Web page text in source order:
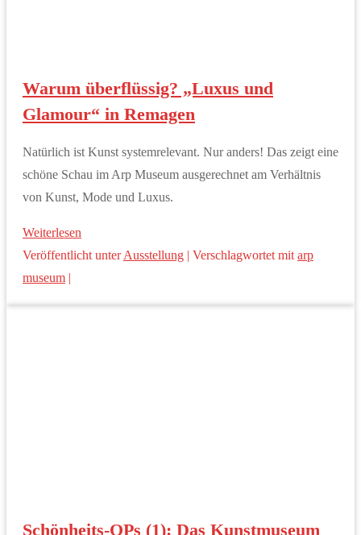
Warum überflüssig? „Luxus und
Glamour“ in Remagen
Natürlich ist Kunst systemrelevant. Nur anders! Das zeigt eine
schöne Schau im Arp Museum ausgerechnet am Verhältnis
von Kunst, Mode und Luxus.
Weiterlesen
Veröffentlicht unter Ausstellung | Verschlagwortet mit arp
museum |
Schönheits-OPs (1): Das Kunstmuseum